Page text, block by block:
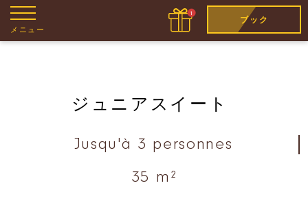
メニュー
ブック
ジュニアスイート
Jusqu'à 3 personnes
35 m²